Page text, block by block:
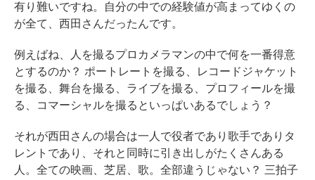
有り難いですね。自分の中での経験値が高まってゆくの
が全て、西田さんだったんです。
例えばね、人を撮るプロカメラマンの中で何を一番得意
とするのか？ ポートレートを撮る、レコードジャケット
を撮る、舞台を撮る、ライブを撮る、プロフィールを撮
る、コマーシャルを撮るといっぱいあるでしょう？
それが西田さんの場合は一人で役者であり歌手でありタ
レントであり、それと同時に引き出しがたくさんある
人。全ての映画、芝居、歌。全部違うじゃない？ 三拍子